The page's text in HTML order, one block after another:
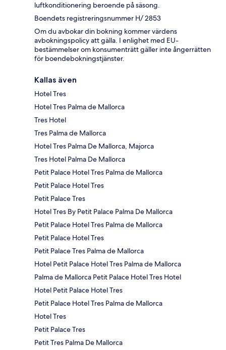
luftkonditionering beroende på säsong.
Boendets registreringsnummer H/ 2853
Om du avbokar din bokning kommer värdens
avbokningspolicy att gälla. I enlighet med EU-
bestämmelser om konsumenträtt gäller inte ångerrätten
för boendebokningstjänster.
Kallas även
Hotel Tres
Hotel Tres Palma de Mallorca
Tres Hotel
Tres Palma de Mallorca
Hotel Tres Palma De Mallorca, Majorca
Tres Hotel Palma De Mallorca
Petit Palace Hotel Tres Palma de Mallorca
Petit Palace Hotel Tres
Petit Palace Tres
Hotel Tres By Petit Palace Palma De Mallorca
Petit Palace Hotel Tres Palma de Mallorca
Petit Palace Hotel Tres
Petit Palace Tres Palma de Mallorca
Hotel Petit Palace Hotel Tres Palma de Mallorca
Palma de Mallorca Petit Palace Hotel Tres Hotel
Hotel Petit Palace Hotel Tres
Petit Palace Hotel Tres Palma de Mallorca
Hotel Tres
Petit Palace Tres
Petit Tres Palma De Mallorca